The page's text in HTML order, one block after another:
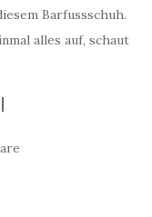
Barfussschuh.
alles auf, schaut